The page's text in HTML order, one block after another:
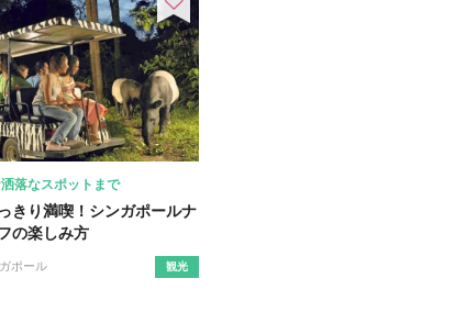
落なスポットまで
きり満喫！シンガポールナ
の楽しみ方
ポール 観光